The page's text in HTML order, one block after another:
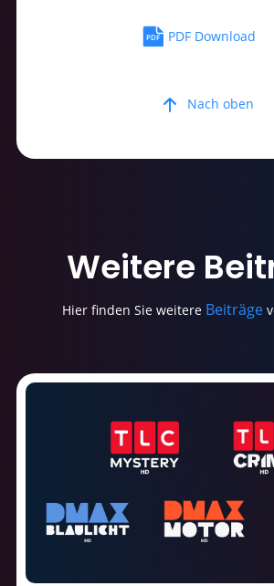
PDF Download
Nach oben
Weitere
Hier finden Sie weitere Beiträge